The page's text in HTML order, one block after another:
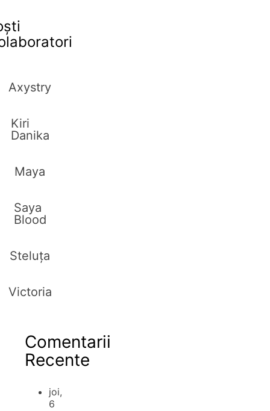
Axystry
Kiri
Danika
Maya
Saya
Blood
Steluța
Victoria
Comentarii
Recente
joi,
6